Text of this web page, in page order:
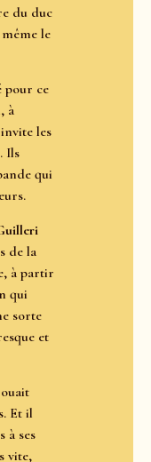
du duc
le
pour ce
à
les
Ils
qui
de la
à partir
qui
sorte
et
Et il
à ses
vite,